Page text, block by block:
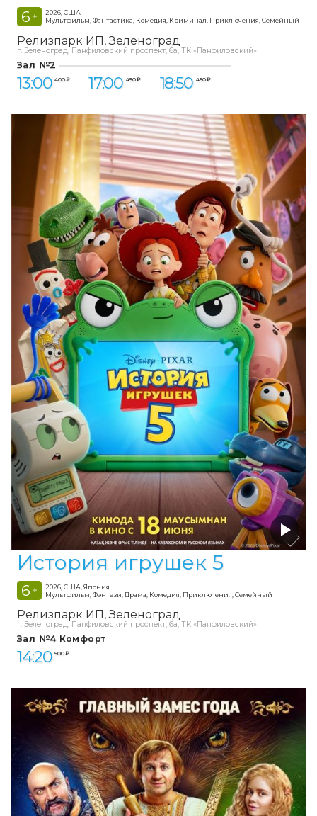
6 +
2026, США
Мультфильм, Фантастика, Комедия, Криминал, Приключения, Семейный
Релизпарк ИП Зеленоград
г. Зеленоград, Панфиловский проспект, 6а, ТК «Панфиловский»
Зал №2
13:00 400 ₽ 17:00 450 ₽ 18:50 450 ₽
История игрушек 5
6 +
2026, США, Япония
Мультфильм, Фэнтези, Драма, Комедия, Приключения, Семейный
Релизпарк ИП Зеленоград
г. Зеленоград, Панфиловский проспект, 6а, ТК «Панфиловский»
Зал №4 Комфорт
14:20 500 ₽